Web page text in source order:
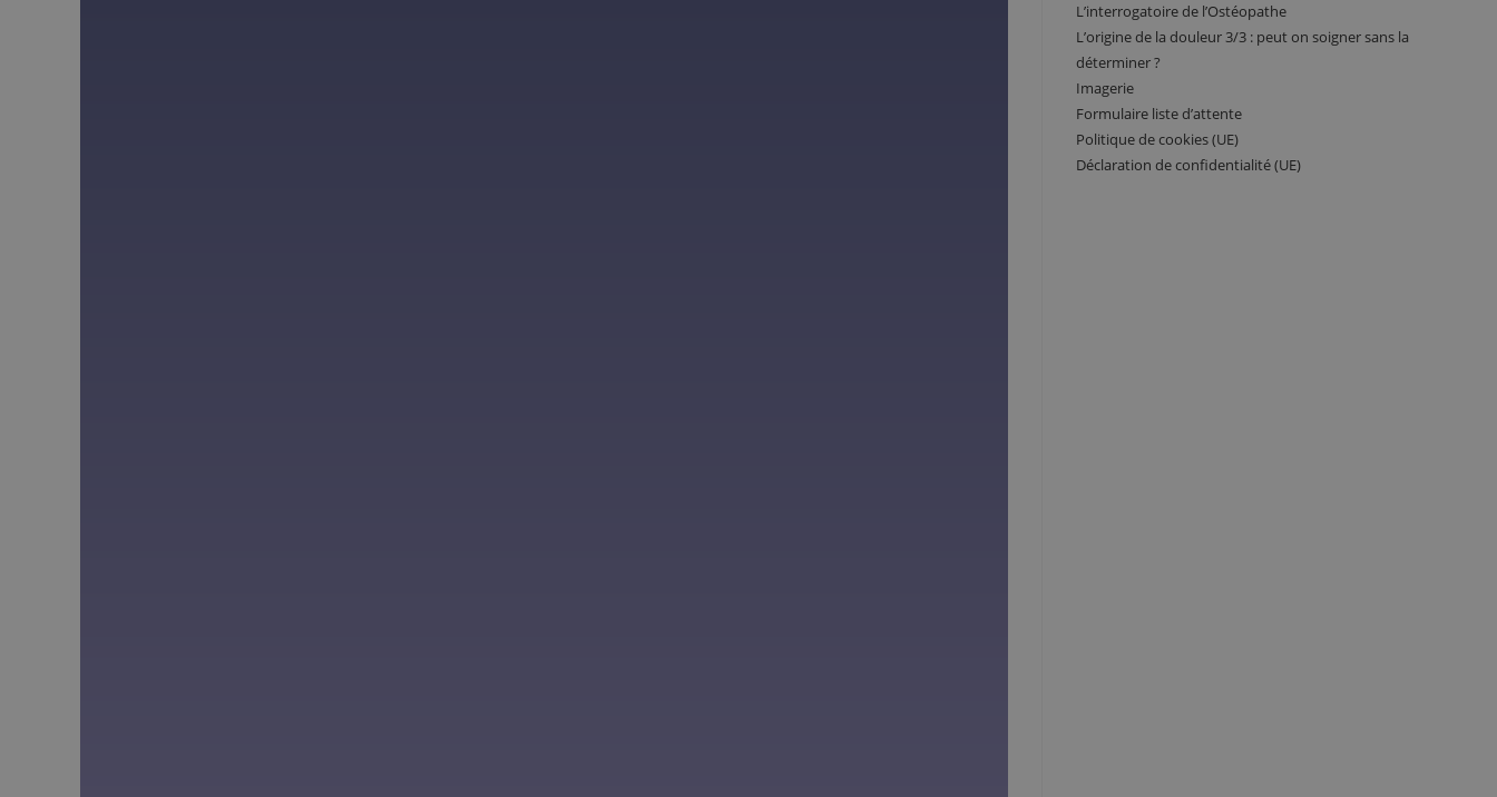
L’interrogatoire de l’Ostéopathe
L’origine de la douleur 3/3 : peut on soigner sans la
déterminer ?
Imagerie
Formulaire liste d’attente
Politique de cookies (UE)
Déclaration de confidentialité (UE)